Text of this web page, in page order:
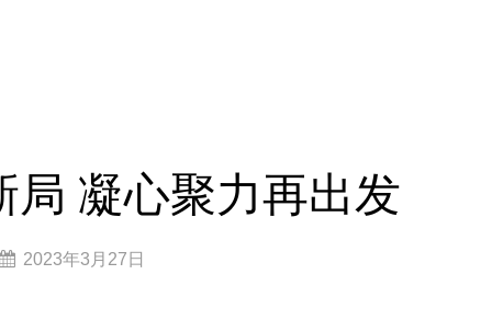
局 凝心聚力再出发
By 2023年3月27日